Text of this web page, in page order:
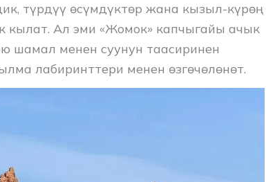
түрдүү өсүмдүктөр жана кызыл-күрөң
кылат. Ал эми «Жомок» капчыгайы ачык
шамал менен суунун таасиринен
лабиринттери менен өзгөчөлөнөт.